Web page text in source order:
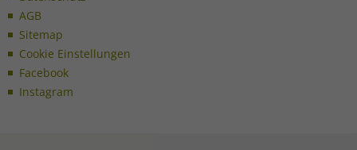
AGB
Sitemap
Cookie Einstellungen
Facebook
Instagram